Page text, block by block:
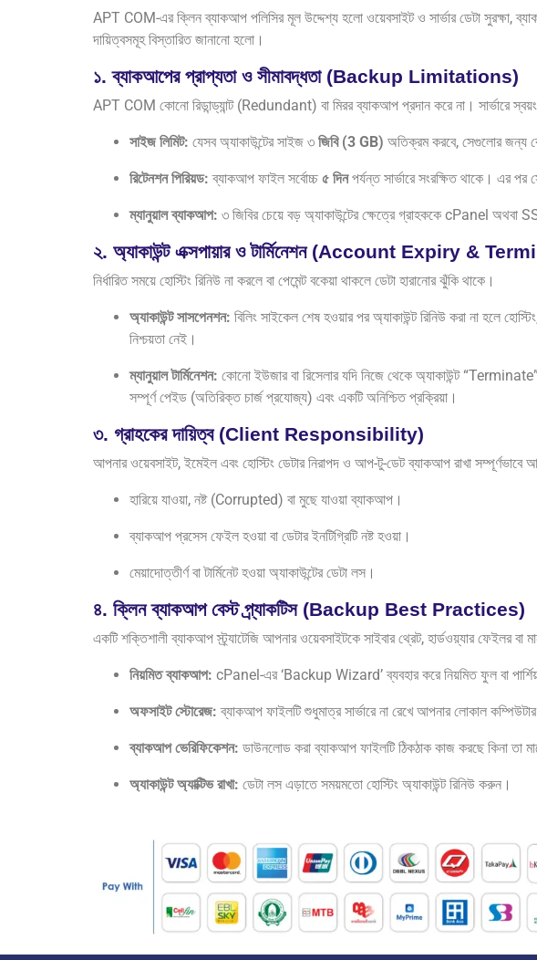
APT COM-এর ক্লিন ব্যাকআপ পলিসির মূল উদ্দেশ্য হলো ওয়েবসাইট ও সার্ভার ডেটা সুরক্ষা,
দায়িত্বসমূহ বিস্তারিত জানানো হলো।
১. ব্যাকআপের প্রাপ্যতা ও সীমাবদ্ধতা (Backup Limitations)
APT COM কোনো রিডান্ড্যান্ট (Redundant) বা মিরর ব্যাকআপ প্রদান করে না। সার্ভারে
সাইজ লিমিট: যেসব অ্যাকাউন্টের সাইজ ৩ জিবি (3 GB) অতিক্রম করবে, সেগুলোর জন্য
রিটেনশন পিরিয়ড: ব্যাকআপ ফাইল সর্বোচ্চ ৫ দিনপর্যন্ত সার্ভারে সংরক্ষিত থাকে। এর
ম্যানুয়াল ব্যাকআপ: ৩ জিবির চেয়ে বড় অ্যাকাউন্টের ক্ষেত্রে গ্রাহককে cPanel
২. অ্যাকাউন্ট এক্সপায়ার ও টার্মিনেশন (Account Expiry &
নির্ধারিত সময়ে হোস্টিং রিনিউ না করলে বা পেমেন্ট বকেয়া থাকলে ডেটা হারানোর ঝুঁকি থাকে।
অ্যাকাউন্ট সাসপেনশন: বিলিং সাইকেল শেষ হওয়ার পর অ্যাকাউন্ট রিনিউ করা না হলে
নিশ্চয়তা নেই।
ম্যানুয়াল টার্মিনেশন: কোনো ইউজার বা রিসেলার যদি নিজে থেকে অ্যাকাউন্ট “Terminate”
সম্পূর্ণ পেইড (অতিরিক্ত চার্জ প্রযোজ্য) এবং একটি অনিশ্চিত প্রক্রিয়া।
৩. গ্রাহকের দায়িত্ব (Client Responsibility)
আপনার ওয়েবসাইট, ইমেইল এবং হোস্টিং ডেটার নিরাপদ ও আপ-টু-ডেট ব্যাকআপ রাখা
হারিয়ে যাওয়া, নষ্ট (Corrupted) বা মুছে যাওয়া ব্যাকআপ।
ব্যাকআপ প্রসেস ফেইল হওয়া বা ডেটার ইনটিগ্রিটি নষ্ট হওয়া।
মেয়াদোত্তীর্ণ বা টার্মিনেট হওয়া অ্যাকাউন্টের ডেটা লস।
৪. ক্লিন ব্যাকআপ বেস্ট প্র্যাকটিস (Backup Best Practices)
একটি শক্তিশালী ব্যাকআপ স্ট্র্যাটেজি আপনার ওয়েবসাইটকে সাইবার থ্রেট, হার্ডওয়্যার ফেইলর বা
নিয়মিত ব্যাকআপ: cPanel-এর ‘Backup Wizard’ ব্যবহার করে নিয়মিত ফুল বা
অফসাইট স্টোরেজ: ব্যাকআপ ফাইলটি শুধুমাত্র সার্ভারে না রেখে আপনার লোকাল
ব্যাকআপ ভেরিফিকেশন: ডাউনলোড করা ব্যাকআপ ফাইলটি ঠিকঠাক কাজ করছে কিনা তা
অ্যাকাউন্ট অ্যাক্টিভ রাখা: ডেটা লস এড়াতে সময়মতো হোস্টিং অ্যাকাউন্ট রিনিউ করুন।